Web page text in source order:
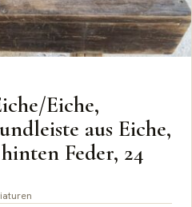
Eiche,
aus Eiche,
Feder, 24